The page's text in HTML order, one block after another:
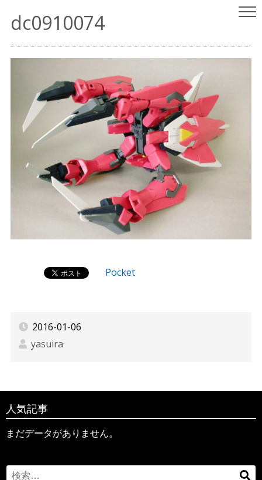
ヤスリはいらない
（since 2001.9.15）
パチ組みガンプラレビュー
dc0910074
Pocket
2016-01-06
yasuira
人気記事
まだデータがありません。
Search
検